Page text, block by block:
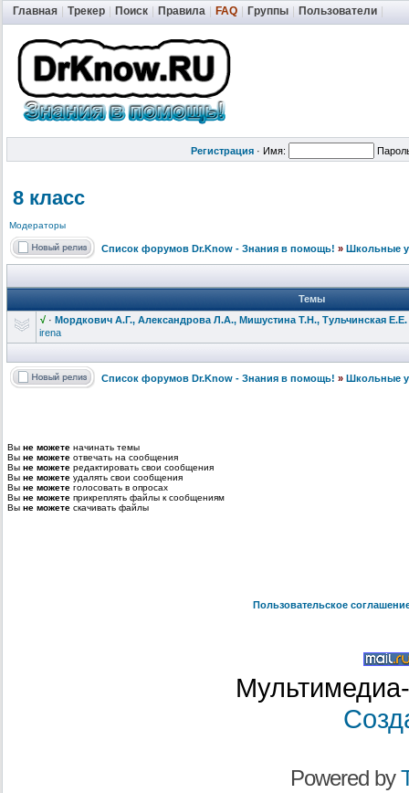
Главная Трекер Поиск Правила FAQ Группы Пользователи
Регистрация · Имя:
8 класс
Модераторы
Список форумов Dr.Know - Знания в помощь! » Школьные
Темы
√ · Мордкович А.Г., Александрова Л.А., Мишустина Т.Н., Тульчинская Е.Е.
irena
Список форумов Dr.Know - Знания в помощь! » Школьные
Вы не можете начинать темы
Вы не можете отвечать на сообщения
Вы не можете редактировать свои сообщения
Вы не можете удалять свои сообщения
Вы не можете голосовать в опросах
Вы не можете прикреплять файлы к сообщениям
Вы не можете скачивать файлы
Пользовательское
Powered by